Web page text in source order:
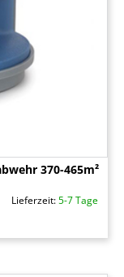
370-465m²
Lieferzeit:5-7 Tage